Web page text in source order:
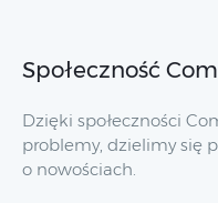
Społeczność
Dzięki społeczności
problemy, dzielimy się
o nowościach.